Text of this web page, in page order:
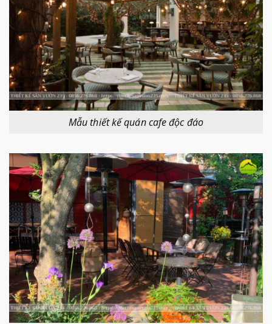
Mẫu thiết kế quán cafe độc đáo